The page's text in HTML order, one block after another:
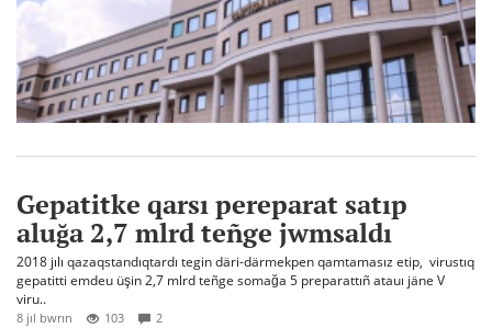
Gepatitke qarsı pereparat satıp
aluğa 2,7 mlrd teñge jwmsaldı
2018 jılı qazaqstandıqtardı tegin däri-därmekpen qamtamasız etip, virustıq
gepatitti emdeu üşin 2,7 mlrd teñge somağa 5 preparattıñ atauı jäne V
viru..
8 jıl bwrın 103 2